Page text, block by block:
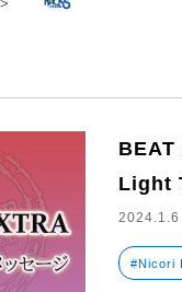
Light
2024.1.6
#Nicori